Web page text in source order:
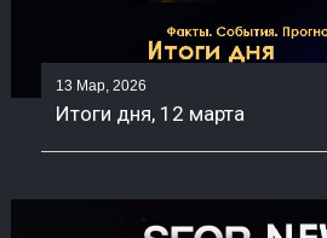
13 Мар, 2026
Итоги дня, 12 марта